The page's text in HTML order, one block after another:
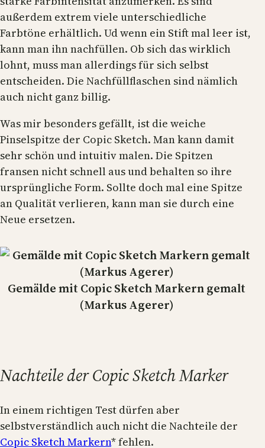
außerdem extrem viele unterschiedliche
Farbtöne erhältlich. Ud wenn ein Stift mal leer ist,
kann man ihn nachfüllen. Ob sich das wirklich
lohnt, muss man allerdings für sich selbst
entscheiden. Die Nachfüllflaschen sind nämlich
auch nicht ganz billig.
Was mir besonders gefällt, ist die weiche
Pinselspitze der Copic Sketch. Man kann damit
sehr schön und intuitiv malen. Die Spitzen
fransen nicht schnell aus und behalten so ihre
ursprüngliche Form. Sollte doch mal eine Spitze
an Qualität verlieren, kann man sie durch eine
Neue ersetzen.
Gemälde mit Copic Sketch Markern gemalt
(Markus Agerer)
Nachteile der Copic Sketch Marker
In einem richtigen Test dürfen aber
selbstverständlich auch nicht die Nachteile der
Copic Sketch Markern* fehlen.